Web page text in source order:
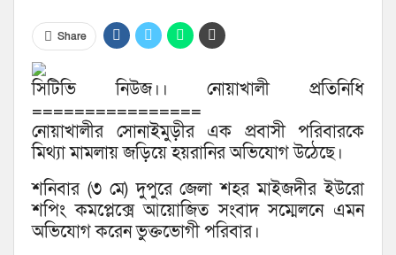
Share
সিটিভি নিউজ।। নোয়াখালী প্রতিনিধি
================
নোয়াখালীর সোনাইমুড়ীর এক প্রবাসী পরিবারকে
মিথ্যা মামলায় জড়িয়ে হয়রানির অভিযোগ উঠেছে।
শনিবার (৩ মে) দুপুরে জেলা শহর মাইজদীর ইউরো
শপিং কমপ্লেক্সে আয়োজিত সংবাদ সম্মেলনে এমন
অভিযোগ করেন ভুক্তভোগী পরিবার।